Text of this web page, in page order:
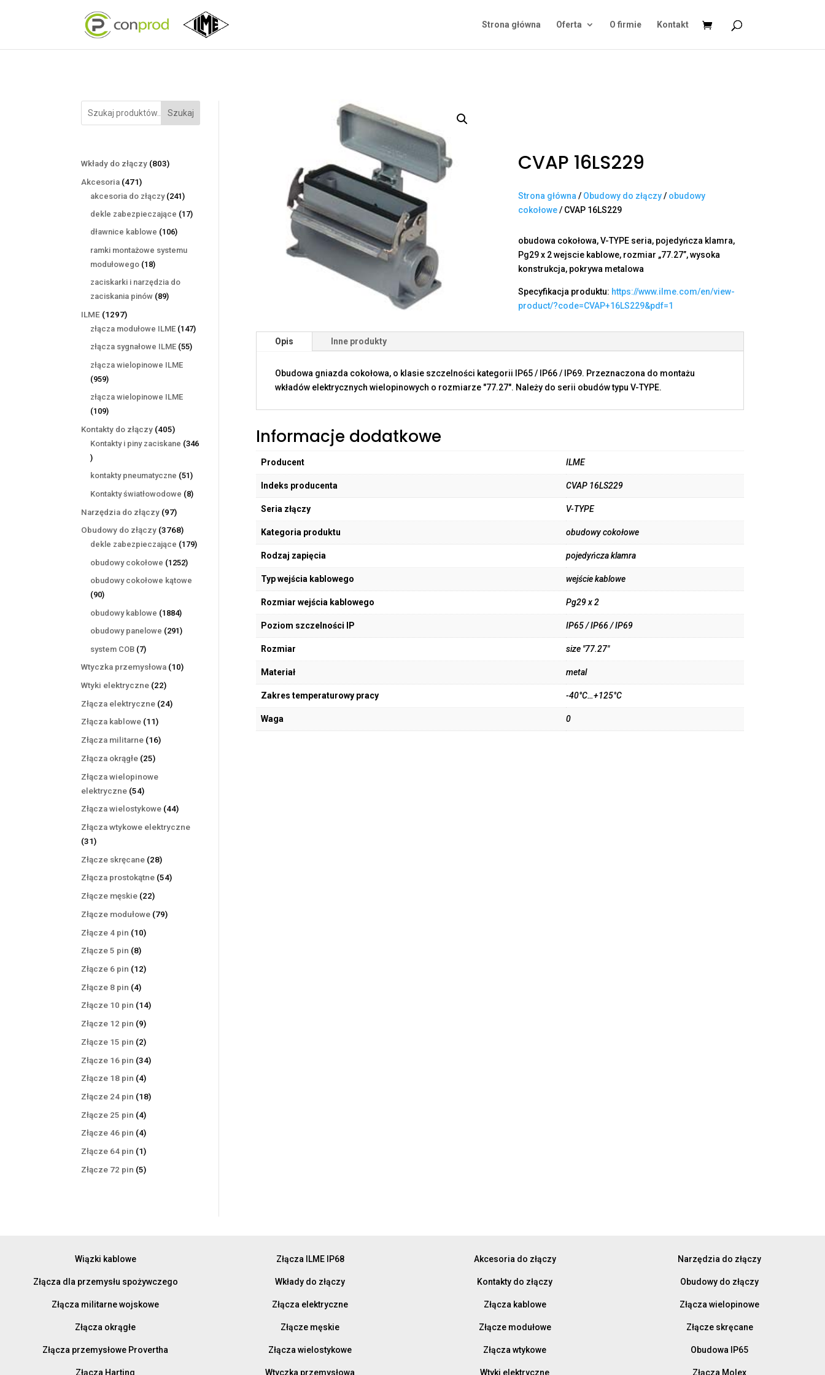
Strona główna Oferta O firmie Kontakt
Szukaj
Wkłady do złączy 803803
Akcesoria 471471
produktów
akcesoria do złączy 241241
produktów
dekle zabezpieczające 1717
dławnice kablowe 106106
ramki montażowe systemu
modułowego 1818
produktów
zaciskarki i narzędzia do
zaciskania pinów 8989
ILME 12971297
produktów
złącza modułowe ILME 147147
złącza sygnałowe ILME 5555
złącza wielopinowe ILME
959959
produktów
złącza wielopinowe ILME
109109
produktów
Kontakty do złączy 405405
produktów
Kontakty i piny zaciskane 346
346
produktów
kontakty pneumatyczne 5151
produktów
Kontakty światłowodowe 88
Narzędzia do złączy 9797
produktów
Obudowy do złączy 37683768
produktów
dekle zabezpieczające 179179
obudowy cokołowe 12521252
obudowy cokołowe kątowe
9090
produktów
obudowy kablowe 18841884
produkty
obudowy panelowe 291291
system COB 77
produktów
Wtyczka przemysłowa 1010
Wtyki elektryczne 2222
produkty
Złącza elektryczne 2424
Złącza kablowe 1111
produktów
Złącza militarne 1616
Złącza okrągłe 2525
Złącza wielopinowe
elektryczne 5454
produkty
Złącza wielostykowe 4444
Złącza wtykowe elektryczne
3131
produktów
Złącze skręcane 2828
produktów
Złącza prostokątne 5454
Złącze męskie 2222
produkty
Złącze modułowe 7979
Złącze 4 pin 1010
Złącze 5 pin 88
produktów
Złącze 6 pin 1212
Złącze 8 pin 44
produkty
Złącze 10 pin 1414
Złącze 12 pin 99
produktów
Złącze 15 pin 22
produkty
Złącze 16 pin 3434
Złącze 18 pin 44
produkty
Złącze 24 pin 1818
Złącze 25 pin 44
produkty
Złącze 46 pin 44
produkty
Złącze 64 pin 11
produkt
Złącze 72 pin 55
CVAP 16LS229
Strona główna / Obudowy do złączy/ obudowy
cokołowe/ CVAP 16LS229
obudowa cokołowa, V-TYPE seria, pojedyńcza klamra,
Pg29 x 2 wejscie kablowe, rozmiar „77.27”, wysoka
konstrukcja, pokrywa metalowa
Specyfikacja produktu: https://www.ilme.com/en/view-
product/?code=CVAP+16LS229&pdf=1
Opis Inne produkty
Obudowa gniazda cokołowa, o klasie szczelności kategorii IP65 / IP66 / IP69. Przeznaczona do montażu
wkładów elektrycznych wielopinowych o rozmiarze "77.27". Należy do serii obudów typu V-TYPE.
Informacje dodatkowe
Producent ILME
Indeks producenta CVAP 16LS229
Seria złączy V-TYPE
Kategoria produktu obudowy cokołowe
Rodzaj zapięcia pojedyńcza klamra
Typ wejścia kablowego wejście kablowe
Rozmiar wejścia kablowego Pg29 x 2
Poziom szczelności IP IP65 / IP66 / IP69
Rozmiar size "77.27"
Materiał metal
Zakres temperaturowy pracy -40°C…+125°C
Waga 0
Wiązki kablowe
Złącza dla przemysłu spożywczego
Złącza militarne wojskowe
Złącza okrągłe
Złącza przemysłowe Provertha
Złącza Harting
Złącza ILME IP68
Wkłady do złączy
Złącza elektryczne
Złącze męskie
Złącza wielostykowe
Wtyczka przemysłowa
Akcesoria do złączy
Kontakty do złączy
Złącza kablowe
Złącze modułowe
Złącza wtykowe
Wtyki elektryczne
Narzędzia do złączy
Obudowy do złączy
Złącza wielopinowe
Złącze skręcane
Obudowa IP65
Złącza Molex